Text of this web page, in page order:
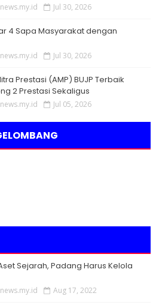
Jul 30, 2026
4 Sapa Masyarakat dengan
Jul 30, 2026
Prestasi (AMP) BUJP Terbaik
2 Prestasi Sekaligus
Jul 05, 2026
Sejarah, Padang Harus Kelola
Aug 17, 2022